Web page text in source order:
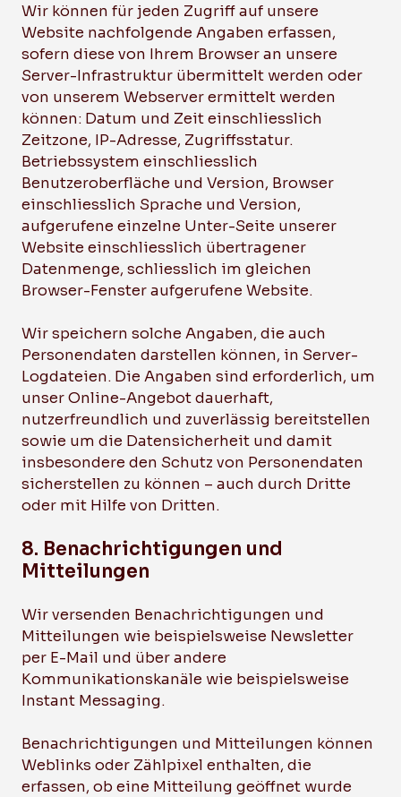
Wir können für jeden Zugriff auf unsere
Website nachfolgende Angaben erfassen,
sofern diese von Ihrem Browser an unsere
Server-Infrastruktur übermittelt werden oder
von unserem Webserver ermittelt werden
können: Datum und Zeit einschliesslich
Zeitzone, IP-Adresse, Zugriffsstatur.
Betriebssystem einschliesslich
Benutzeroberfläche und Version, Browser
einschliesslich Sprache und Version,
aufgerufene einzelne Unter-Seite unserer
Website einschliesslich übertragener
Datenmenge, schliesslich im gleichen
Browser-Fenster aufgerufene Website.
Wir speichern solche Angaben, die auch
Personendaten darstellen können, in Server-
Logdateien. Die Angaben sind erforderlich, um
unser Online-Angebot dauerhaft,
nutzerfreundlich und zuverlässig bereitstellen
sowie um die Datensicherheit und damit
insbesondere den Schutz von Personendaten
sicherstellen zu können – auch durch Dritte
oder mit Hilfe von Dritten.
8. Benachrichtigungen und
Mitteilungen
Wir versenden Benachrichtigungen und
Mitteilungen wie beispielsweise Newsletter
per E-Mail und über andere
Kommunikationskanäle wie beispielsweise
Instant Messaging.
Benachrichtigungen und Mitteilungen können
Weblinks oder Zählpixel enthalten, die
erfassen, ob eine Mitteilung geöffnet wurde